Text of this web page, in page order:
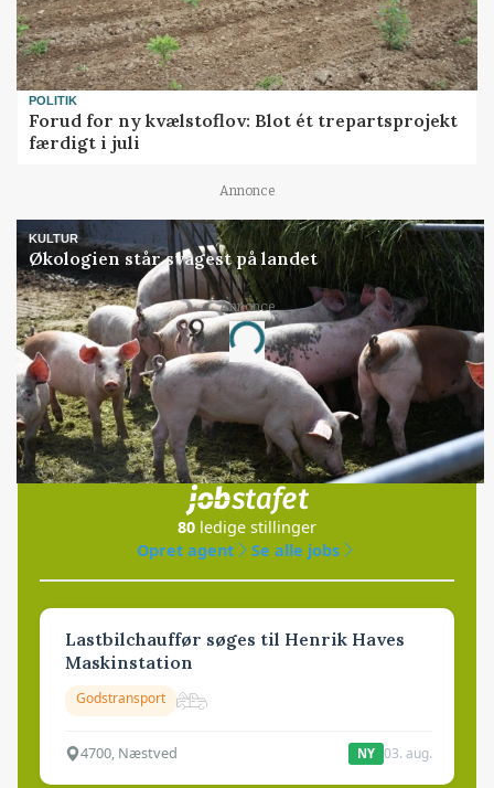
POLITIK
Forud for ny kvælstoflov: Blot ét trepartsprojekt
færdigt i juli
Annonce
KULTUR
Økologien står svagest på landet
Annonce
Loading...
Jobs
i samarbejde med
80 ledige stillinger
Opret agent
Se alle jobs
Lastbilchauffør søges til Henrik Haves
Maskinstation
Godstransport
4700, Næstved NY 03. aug.